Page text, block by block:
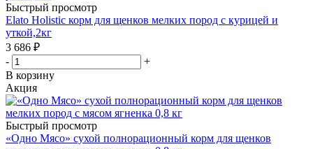
Быстрый просмотр
Elato Holistic корм для щенков мелких пород с курицей и
уткой,2кг
3 686 ₽
-
+
В корзину
Акция
Быстрый просмотр
«Одно Мясо» сухой полнорационный корм для щенков